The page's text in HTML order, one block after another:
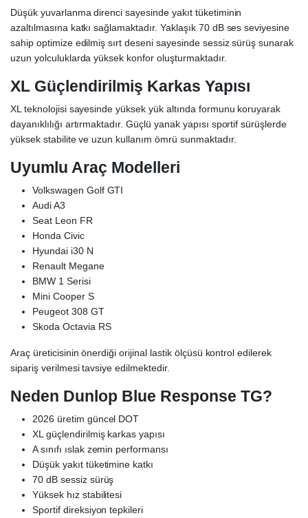
Düşük yuvarlanma direnci sayesinde yakıt tüketiminin
azaltılmasına katkı sağlamaktadır. Yaklaşık 70 dB ses seviyesine
sahip optimize edilmiş sırt deseni sayesinde sessiz sürüş sunarak
uzun yolculuklarda yüksek konfor oluşturmaktadır.
XL Güçlendirilmiş Karkas Yapısı
XL teknolojisi sayesinde yüksek yük altında formunu koruyarak
dayanıklılığı artırmaktadır. Güçlü yanak yapısı sportif sürüşlerde
yüksek stabilite ve uzun kullanım ömrü sunmaktadır.
Uyumlu Araç Modelleri
Volkswagen Golf GTI
Audi A3
Seat Leon FR
Honda Civic
Hyundai i30 N
Renault Megane
BMW 1 Serisi
Mini Cooper S
Peugeot 308 GT
Skoda Octavia RS
Araç üreticisinin önerdiği orijinal lastik ölçüsü kontrol edilerek
sipariş verilmesi tavsiye edilmektedir.
Neden Dunlop Blue Response TG?
2026 üretim güncel DOT
XL güçlendirilmiş karkas yapısı
A sınıfı ıslak zemin performansı
Düşük yakıt tüketimine katkı
70 dB sessiz sürüş
Yüksek hız stabilitesi
Sportif direksiyon tepkileri